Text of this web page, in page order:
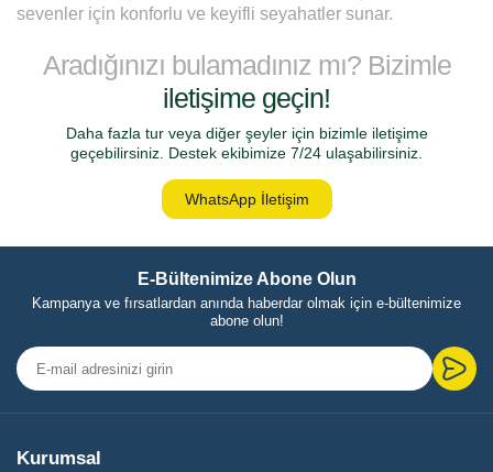
sevenler için konforlu ve keyifli seyahatler sunar.
Aradığınızı bulamadınız mı? Bizimle
iletişime geçin!
Daha fazla tur veya diğer şeyler için bizimle iletişime
geçebilirsiniz. Destek ekibimize 7/24 ulaşabilirsiniz.
WhatsApp İletişim
E-Bültenimize Abone Olun
Kampanya ve fırsatlardan anında haberdar olmak için e-bültenimize
abone olun!
Kurumsal